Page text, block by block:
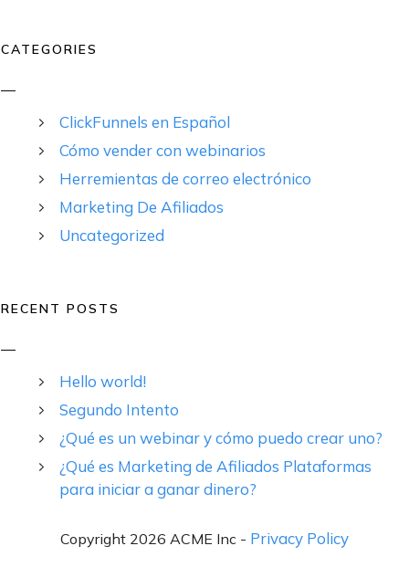
CATEGORIES
ClickFunnels en Español
Cómo vender con webinarios
Herremientas de correo electrónico
Marketing De Afiliados
Uncategorized
RECENT POSTS
Hello world!
Segundo Intento
¿Qué es un webinar y cómo puedo crear uno?
¿Qué es Marketing de Afiliados Plataformas
para iniciar a ganar dinero?
Copyright 2026 ACME Inc - Privacy Policy